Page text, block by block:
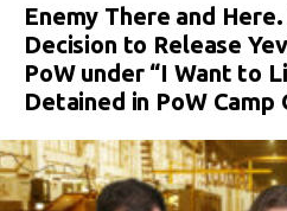
Enemy There and
Decision to Release
PoW under “I Want to
Detained in PoW Camp